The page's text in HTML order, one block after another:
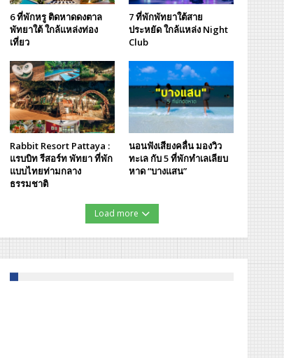
6 ที่พักหรู ติดหาดดงตาล
พัทยาใต้ ใกล้แหล่งท่อง
เที่ยว
7 ที่พักพัทยาใต้สาย
ประหยัด ใกล้แหล่ง Night
Club
Rabbit Resort Pattaya :
แรบบิท รีสอร์ท พัทยา ที่พัก
แบบไทยท่ามกลาง
ธรรมชาติ
นอนฟังเสียงคลื่น มองวิว
ทะเล กับ 5 ที่พักทำเลเลียบ
หาด “บางแสน”
Load more